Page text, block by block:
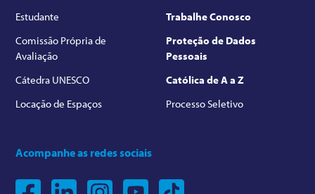
Estudante
Comissão Própria de
Avaliação
Cátedra UNESCO
Locação de Espaços
Trabalhe Conosco
Proteção de Dados
Pessoais
Católica de A a Z
Processo Seletivo
Acompanhe as redes sociais